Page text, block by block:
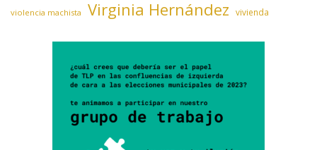
violencia machista Virginia Hernández vivienda